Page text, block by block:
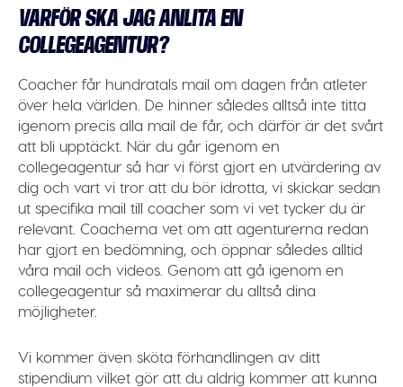
VARFÖR SKA JAG ANLITA EN
COLLEGEAGENTUR?
Coacher får hundratals mail om dagen från atleter
över hela världen. De hinner således alltså inte titta
igenom precis alla mail de får, och därför är det svårt
att bli upptäckt. När du går igenom en
collegeagentur så har vi först gjort en utvärdering av
dig och vart vi tror att du bör idrotta, vi skickar sedan
ut specifika mail till coacher som vi vet tycker du är
relevant. Coacherna vet om att agenturerna redan
har gjort en bedömning, och öppnar således alltid
våra mail och videos. Genom att gå igenom en
collegeagentur så maximerar du alltså dina
möjligheter.
Vi kommer även sköta förhandlingen av ditt
stipendium vilket gör att du aldrig kommer att kunna